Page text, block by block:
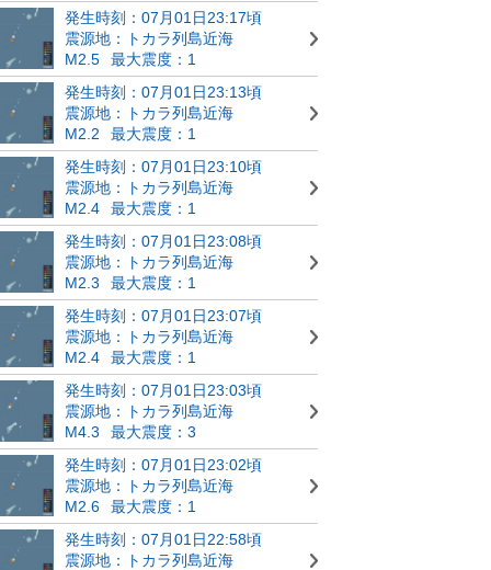
発生時刻：07月01日23:17頃
震源地：トカラ列島近海
M2.5
最大震度：1
発生時刻：07月01日23:13頃
震源地：トカラ列島近海
M2.2
最大震度：1
発生時刻：07月01日23:10頃
震源地：トカラ列島近海
M2.4
最大震度：1
発生時刻：07月01日23:08頃
震源地：トカラ列島近海
M2.3
最大震度：1
発生時刻：07月01日23:07頃
震源地：トカラ列島近海
M2.4
最大震度：1
発生時刻：07月01日23:03頃
震源地：トカラ列島近海
M4.3
最大震度：3
発生時刻：07月01日23:02頃
震源地：トカラ列島近海
M2.6
最大震度：1
発生時刻：07月01日22:58頃
震源地：トカラ列島近海